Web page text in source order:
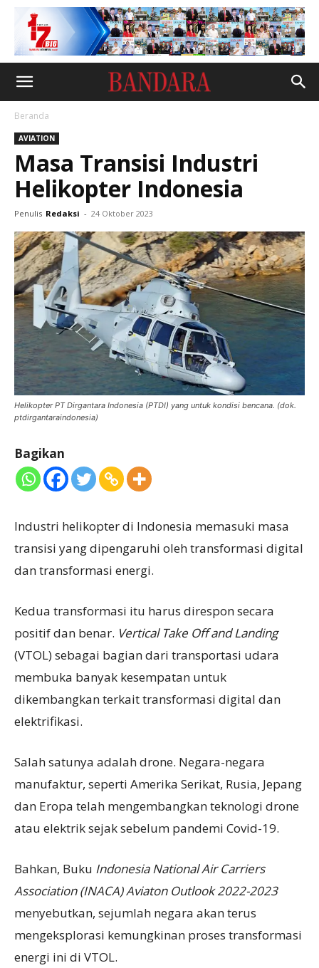
Beranda
AVIATION
Masa Transisi Industri
Helikopter Indonesia
Penulis Redaksi - 24 Oktober 2023
Helikopter PT Dirgantara Indonesia (PTDI) yang untuk kondisi bencana. (dok.
ptdirgantaraindonesia)
Bagikan
Industri helikopter di Indonesia memasuki masa
transisi yang dipengaruhi oleh transformasi digital
dan transformasi energi.
Kedua transformasi itu harus direspon secara
positif dan benar. Vertical Take Off and Landing
(VTOL) sebagai bagian dari transportasi udara
membuka banyak kesempatan untuk
dikembangkan terkait transformasi digital dan
elektrifikasi.
Salah satunya adalah drone. Negara-negara
manufaktur, seperti Amerika Serikat, Rusia, Jepang
dan Eropa telah mengembangkan teknologi drone
atau elektrik sejak sebelum pandemi Covid-19.
Bahkan, Buku Indonesia National Air Carriers
Association(INACA) Aviaton Outlook 2022-2023
menyebutkan, sejumlah negara akan terus
mengeksplorasi kemungkinan proses transformasi
energi ini di VTOL.